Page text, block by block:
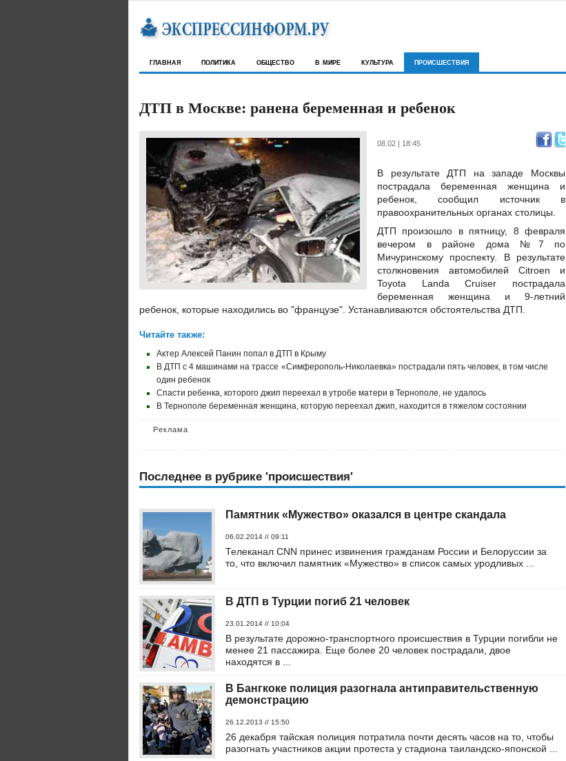
главная политика общество в мире культура происшествия
ДТП в Москве: ранена беременная и ребенок
08.02 | 18:45
В результате ДТП на западе Москвы
пострадала беременная женщина и
ребенок, сообщил источник в
правоохранительных органах столицы.
ДТП произошло в пятницу, 8 февраля
вечером в районе дома №7 по
Мичуринскому проспекту. В результате
столкновения автомобилей Citroen и
Toyota Landa Cruiser пострадала
беременная женщина и 9-летний
ребенок, которые находились во "французе". Устанавливаются обстоятельства ДТП.
Читайте также:
Актер Алексей Панин попал в ДТП в Крыму
В ДТП с 4 машинами на трассе «Симферополь-Николаевка» пострадали пять человек, в том числе
один ребенок
Спасти ребенка, которого джип переехал в утробе матери в Тернополе, не удалось
В Тернополе беременная женщина, которую переехал джип, находится в тяжелом состоянии
Реклама
Последнее в рубрике 'происшествия'
Памятник «Мужество» оказался в центре скандала
06.02.2014 // 09:11
Телеканал CNN принес извинения гражданам России и Белоруссии за
то, что включил памятник «Мужество» в список самых уродливых ...
В ДТП в Турции погиб 21 человек
23.01.2014 // 10:04
В результате дорожно-транспортного происшествия в Турции погибли не
менее 21 пассажира. Еще более 20 человек пострадали, двое
находятся в ...
В Бангкоке полиция разогнала антиправительственную
демонстрацию
26.12.2013 // 15:50
26 декабря тайская полиция потратила почти десять часов на то, чтобы
разогнать участников акции протеста у стадиона таиландско-японской ...